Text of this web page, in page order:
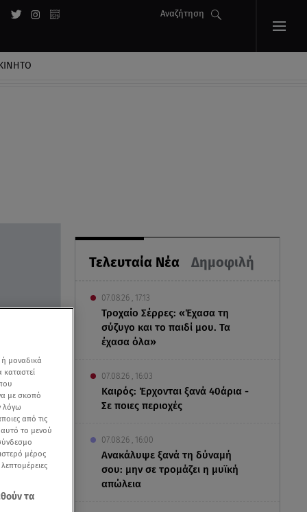
Αναζήτηση
Τελευταία Νέα Δημοφιλή
07.08.26 , 17:13
Τροχαίο Σέρρες: «Έχασα τη
σύζυγο και το παιδί μου. Τα
έχασα όλα»
07.08.26 , 16:03
Καιρός: Έρχονται ξανά 40άρια -
Σε ποιες περιοχές
07.08.26 , 16:00
Ανακάλυψε ξανά τη δύναμή
σου: μην σε τρομάζει η μυϊκή
απώλεια
μοναδικά
με σκοπό
λόγω
από τις
αυτό το μενού
μέρος
τα